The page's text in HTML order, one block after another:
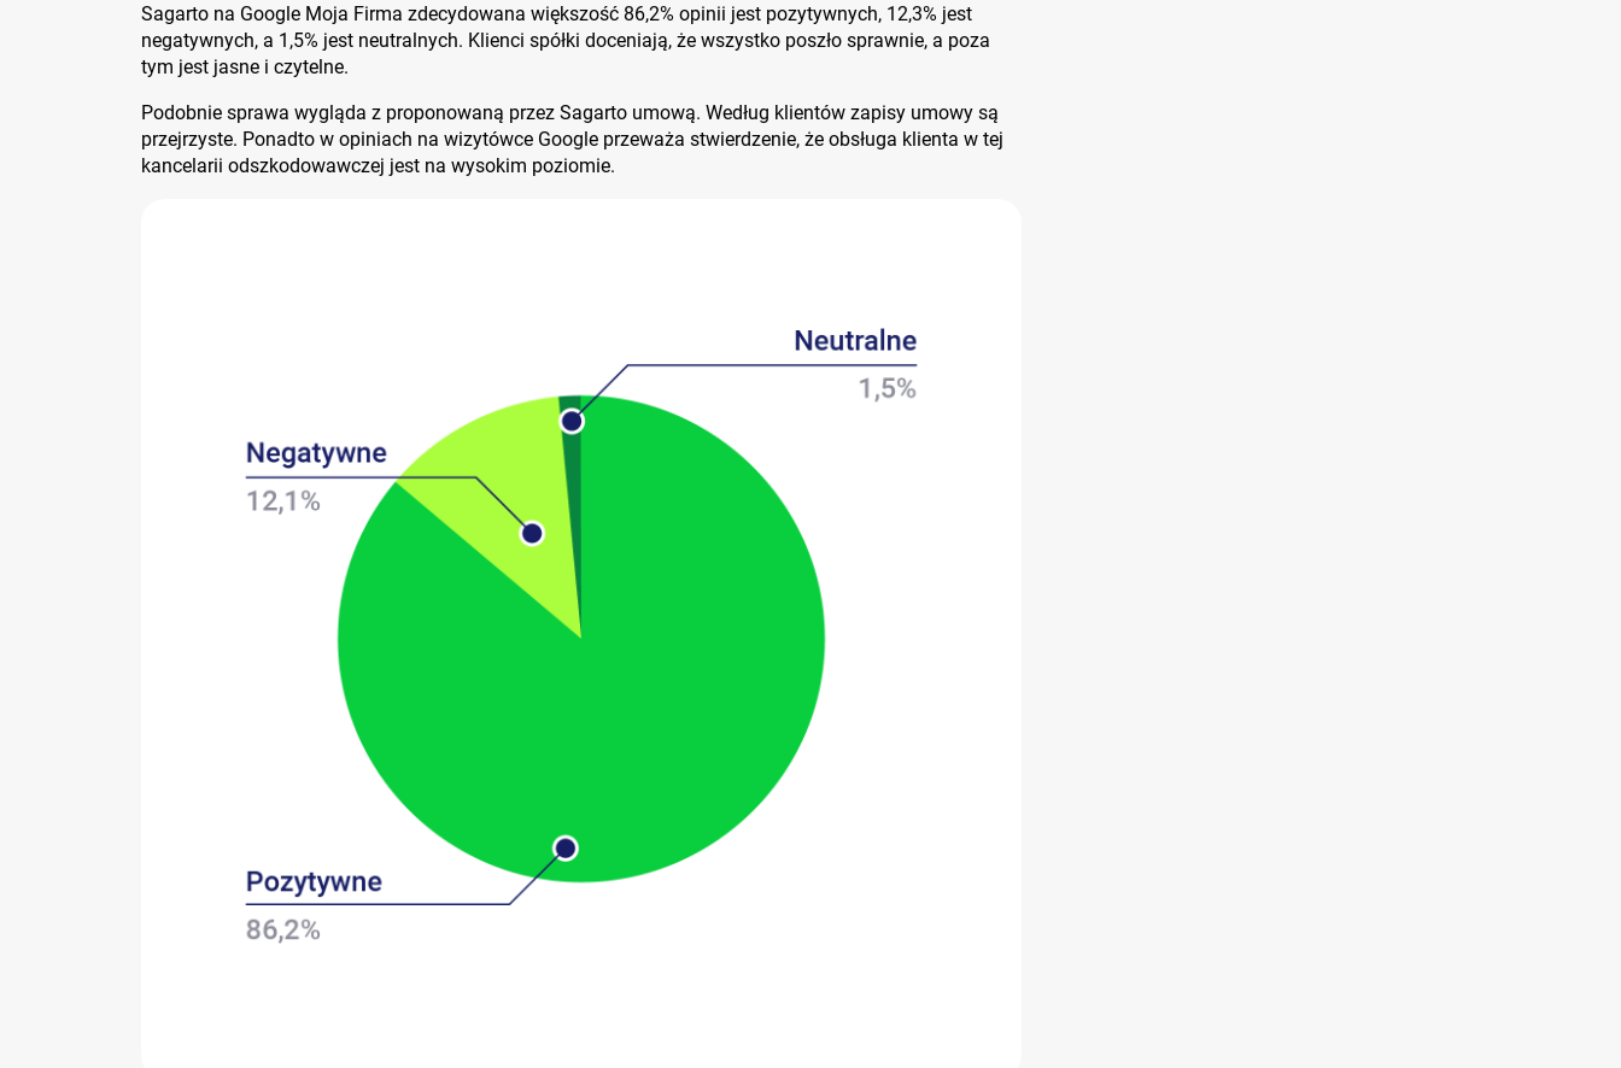
Sagarto na Google Moja Firma zdecydowana większość 86,2% opinii jest pozytywnych, 12,3% jest
negatywnych, a 1,5% jest neutralnych. Klienci spółki doceniają, że wszystko poszło sprawnie, a poza
tym jest jasne i czytelne.
Podobnie sprawa wygląda z proponowaną przez Sagarto umową. Według klientów zapisy umowy są
przejrzyste. Ponadto w opiniach na wizytówce Google przeważa stwierdzenie, że obsługa klienta w tej
kancelarii odszkodowawczej jest na wysokim poziomie.